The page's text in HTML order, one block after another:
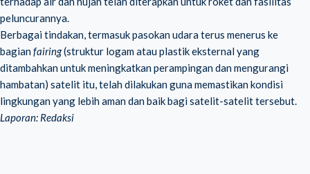
peluncurannya.
Berbagai tindakan, termasuk pasokan udara terus menerus ke
bagianfairing(struktur logam atau plastik eksternal yang
ditambahkan untuk meningkatkan perampingan dan mengurangi
hambatan) satelit itu, telah dilakukan guna memastikan kondisi
lingkungan yang lebih aman dan baik bagi satelit-satelit tersebut.
Laporan: Redaksi